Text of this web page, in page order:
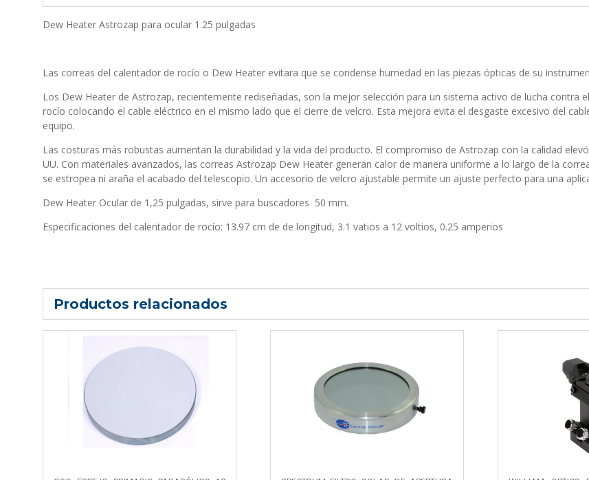
Dew Heater Astrozap para ocular 1.25 pulgadas
Las correas del calentador de rocío o Dew Heater evitara que se condense humedad en las piezas ópticas de su
Los Dew Heater de Astrozap, recientemente rediseñadas, son la mejor selección para un sistema activo de lucha contra
rocío colocando el cable eléctrico en el mismo lado que el cierre de velcro. Esta mejora evita el desgaste excesivo del
equipo.
Las costuras más robustas aumentan la durabilidad y la vida del producto. El compromiso de Astrozap con la calidad
UU. Con materiales avanzados, las correas Astrozap Dew Heater generan calor de manera uniforme a lo largo de la
se estropea ni araña el acabado del telescopio. Un accesorio de velcro ajustable permite un ajuste perfecto para una
Dew Heater Ocular de 1,25 pulgadas, sirve para buscadores 50 mm.
Especificaciones del calentador de rocío: 13.97 cm de de longitud, 3.1 vatios a 12 voltios, 0.25 amperios
Productos relacionados